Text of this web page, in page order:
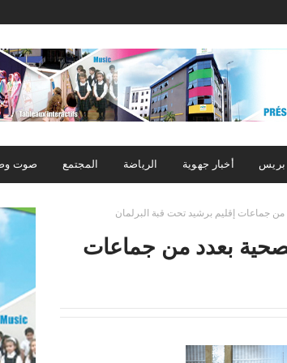
بريس أخبار جهوية الرياضة المجتمع صوت
جماعات إقليم برشيد تحت قبة البرلمان
بعدد من جماعات